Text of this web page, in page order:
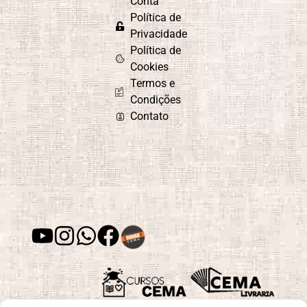
Política de
Privacidade
Política de
Cookies
Termos e
Condições
Contato